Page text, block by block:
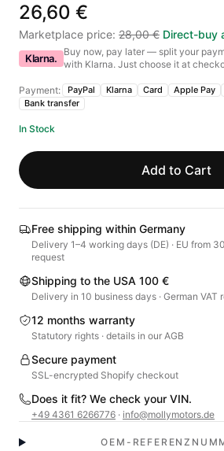
26,60 €
Marketplace price: 28,00 € Direct-buy
Klarna. Buy now, pay later — split your
with Klarna. Just choose it at
Payment: PayPal Klarna Card Apple Pay
Bank transfer
In Stock
Add to Cart
Free shipping within Germany
Delivery 1–4 working days (DE) · EU from
request
Shipping to the USA 100 €
Delivery in 10 business days · German
12 months warranty
Statutory rights · details in our AGB
Secure payment
SSL-encrypted Shopify checkout
Does it fit? We check your VIN.
+49 4361 6266776 · info@mollymotors.de
OEM-